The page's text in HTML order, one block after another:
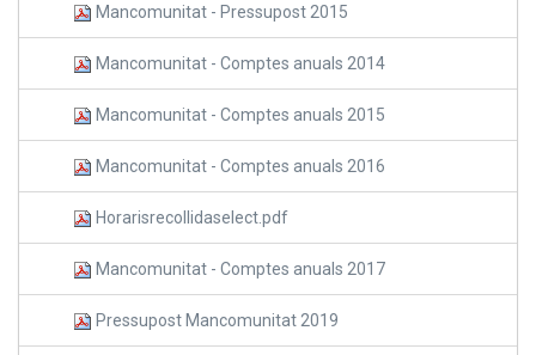
Mancomunitat - Pressupost 2015
Mancomunitat - Comptes anuals 2014
Mancomunitat - Comptes anuals 2015
Mancomunitat - Comptes anuals 2016
Horarisrecollidaselect.pdf
Mancomunitat - Comptes anuals 2017
Pressupost Mancomunitat 2019